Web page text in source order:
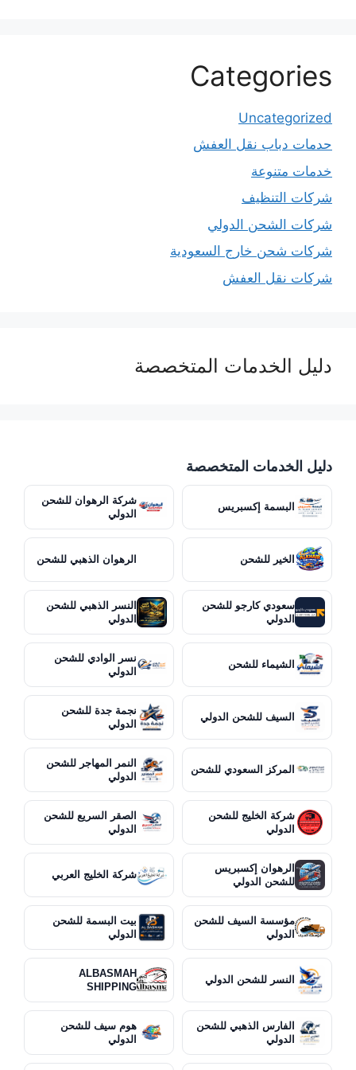
Categories
Uncategorized
حدمات دباب نقل العفش
خدمات متنوعة
شركات التنظيف
شركات الشحن الدولي
شركات شحن خارج السعودية
شركات نقل العفش
دليل الخدمات المتخصصة
دليل الخدمات المتخصصة
البسمة إكسبريس
شركة الرهوان للشحن
الدولي
الخير للشحن الرهوان الذهبي للشحن
سعودي كارجو للشحن
الدولي
النسر الذهبي للشحن
الدولي
الشيماء للشحن
نسر الوادي للشحن
الدولي
السيف للشحن الدولي
نجمة جدة للشحن
الدولي
المركز السعودي للشحن
النمر المهاجر للشحن
الدولي
شركة الخليج للشحن
الدولي
الصقر السريع للشحن
الدولي
الرهوان إكسبريس
للشحن الدولي
شركة الخليج العربي
مؤسسة السيف للشحن
الدولي
بيت البسمة للشحن
الدولي
النسر للشحن الدولي
ALBASMAH
SHIPPING
الفارس الذهبي للشحن
الدولي
هوم سيف للشحن
الدولي